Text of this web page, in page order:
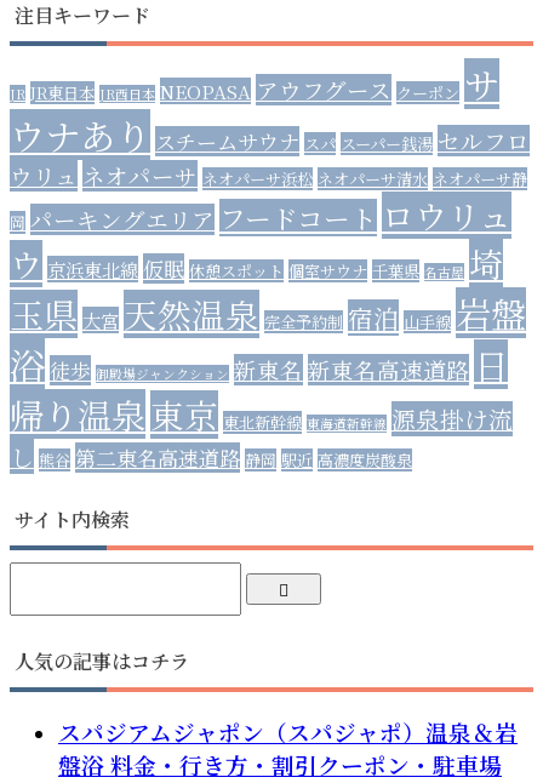
注目キーワード
JR JR東日本 JR西日本 NEOPASA アウフグース クーポン サ
ウナあり スチームサウナ スパ スーパー銭湯 セルフロ
ウリュ ネオパーサ ネオパーサ浜松 ネオパーサ清水 ネオパーサ静
岡 パーキングエリア フードコート ロウリュ
ウ 京浜東北線仮眠 休憩スポット 個室サウナ 千葉県 名古屋 埼
玉県 大宮 天然温泉 完全予約制 宿泊 山手線 岩盤
浴 徒歩 御殿場ジャンクション 新東名 新東名高速道路 日
帰り温泉東京 東北新幹線 東海道新幹線 源泉掛け流
し 熊谷 第二東名高速道路 静岡 駅近 高濃度炭酸泉
サイト内検索
人気の記事はコチラ
スパジアムジャポン（スパジャポ）温泉＆岩
盤浴 料金・行き方・割引クーポン・駐車場